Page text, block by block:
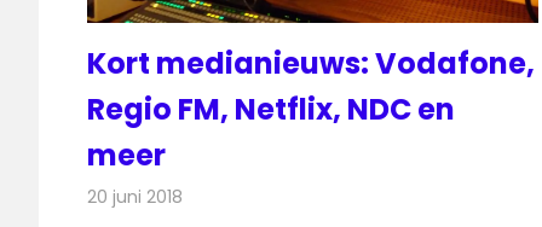
Kort medianieuws: Vodafone,
Regio FM, Netflix, NDC en
meer
20 juni 2018